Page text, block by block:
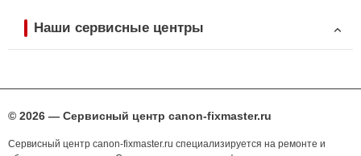
Наши сервисные центры
© 2026 — Сервисный центр canon-fixmaster.ru
Сервисный центр canon-fixmaster.ru специализируется на ремонте и